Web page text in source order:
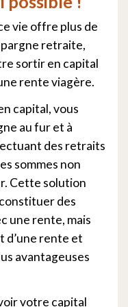
vie offre plus de
retraite,
sortir en capital
rente viagère.
capital, vous
au fur et à
des retraits
sommes non
Cette solution
des
une rente, mais
d’une rente et
avantageuses
votre capital